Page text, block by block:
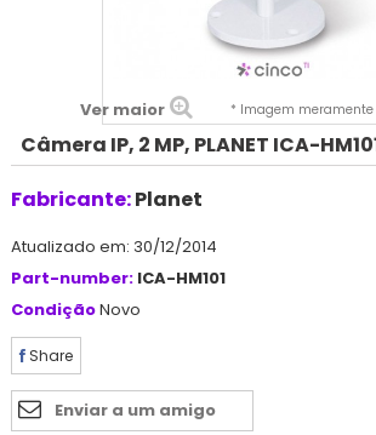
Ver maior * Imagem
Câmera IP, 2 MP, PLANET ICA-
Fabricante:Planet
Atualizado em: 30/12/2014
Part-number: ICA-HM101
CondiçãoNovo
Share
Enviar a um amigo